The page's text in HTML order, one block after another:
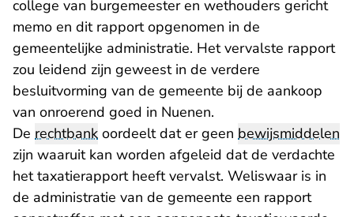
college van burgemeester en wethouders gericht
memo en dit rapport opgenomen in de
gemeentelijke administratie. Het vervalste rapport
zou leidend zijn geweest in de verdere
besluitvorming van de gemeente bij de aankoop
van onroerend goed in Nuenen.
De rechtbank oordeelt dat er geen bewijsmiddelen
zijn waaruit kan worden afgeleid dat de verdachte
het taxatierapport heeft vervalst. Weliswaar is in
de administratie van de gemeente een rapport